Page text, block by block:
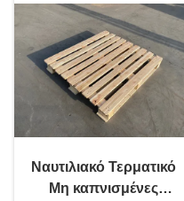
Ναυτιλιακό Τερματικό
Μη καπνισμένες